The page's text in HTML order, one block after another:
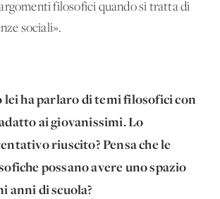
filosofici quando si tratta di
sociali».
lei ha parlaro di temi filosofici con
ai giovanissimi. Lo
riuscito? Pensa che le
possano avere uno spazio
anni di scuola?